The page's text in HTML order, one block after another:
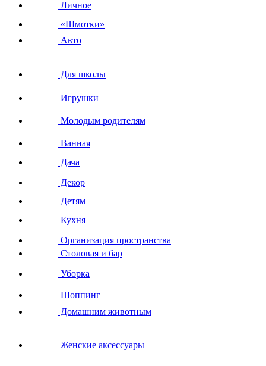
Личное
«Шмотки»
Авто
Для школы
Игрушки
Молодым родителям
Ванная
Дача
Декор
Детям
Кухня
Организация пространства
Столовая и бар
Уборка
Шоппинг
Домашним животным
Женские аксессуары